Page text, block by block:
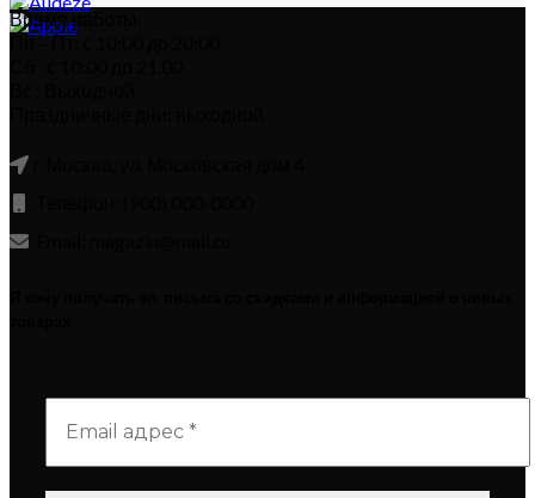
Время работы:
Пн – Пт: с 10:00 до 20:00